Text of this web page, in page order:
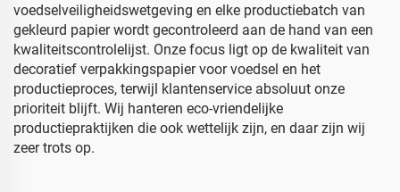
voedselveiligheidswetgeving en elke productiebatch van
gekleurd papier wordt gecontroleerd aan de hand van een
kwaliteitscontrolelijst. Onze focus ligt op de kwaliteit van
decoratief verpakkingspapier voor voedsel en het
productieproces, terwijl klantenservice absoluut onze
prioriteit blijft. Wij hanteren eco-vriendelijke
productiepraktijken die ook wettelijk zijn, en daar zijn wij
zeer trots op.